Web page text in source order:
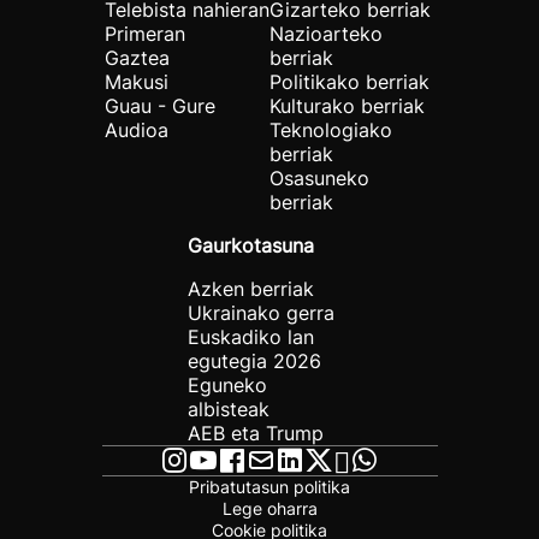
Telebista nahieran
Primeran
Gaztea
Makusi
Guau - Gure
Audioa
Gizarteko berriak
Nazioarteko
berriak
Politikako berriak
Kulturako berriak
Teknologiako
berriak
Osasuneko
berriak
Gaurkotasuna
Azken berriak
Ukrainako gerra
Euskadiko lan
egutegia 2026
Eguneko
albisteak
AEB eta Trump
Pribatutasun politika
Lege oharra
Cookie politika